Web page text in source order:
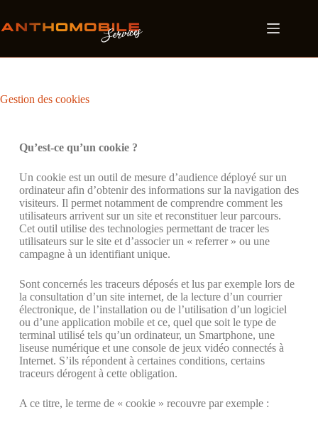
Gestion des cookies
Qu’est-ce qu’un cookie ?
Un cookie est un outil de mesure d’audience déployé sur un
ordinateur afin d’obtenir des informations sur la navigation des
visiteurs. Il permet notamment de comprendre comment les
utilisateurs arrivent sur un site et reconstituer leur parcours.
Cet outil utilise des technologies permettant de tracer les
utilisateurs sur le site et d’associer un « referrer » ou une
campagne à un identifiant unique.
Sont concernés les traceurs déposés et lus par exemple lors de
la consultation d’un site internet, de la lecture d’un courrier
électronique, de l’installation ou de l’utilisation d’un logiciel
ou d’une application mobile et ce, quel que soit le type de
terminal utilisé tels qu’un ordinateur, un Smartphone, une
liseuse numérique et une console de jeux vidéo connectés à
Internet. S’ils répondent à certaines conditions, certains
traceurs dérogent à cette obligation.
A ce titre, le terme de « cookie » recouvre par exemple :